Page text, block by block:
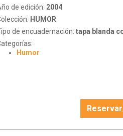
de edición: 2004
HUMOR
de encuadernación: tapa blanda
Humor